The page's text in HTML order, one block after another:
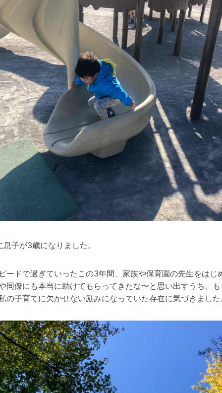
息子が3歳になりました。
ードで過ぎていったこの3年間、家族や保育園の先生をはじ
同僚にも本当に助けてもらってきたな〜と思い出すうち、
の子育てに欠かせない励みになっていた存在に気づきまし